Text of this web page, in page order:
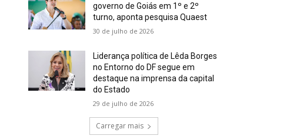
governo de Goiás em 1º e 2º
turno, aponta pesquisa Quaest
30 de julho de 2026
Liderança política de Lêda Borges
no Entorno do DF segue em
destaque na imprensa da capital
do Estado
29 de julho de 2026
Carregar mais